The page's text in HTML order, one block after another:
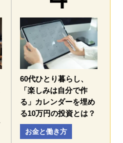
60代ひとり暮らし、
「楽しみは自分で作
る」カレンダーを埋め
る10万円の投資とは？
お金と働き方